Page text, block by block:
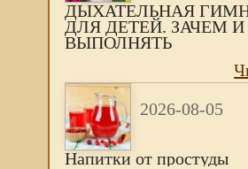
ДЫХАТЕЛЬНАЯ
ДЛЯ ДЕТЕЙ. ЗАЧЕМ
ВЫПОЛНЯТЬ
2026-08-05
Напитки от простуды